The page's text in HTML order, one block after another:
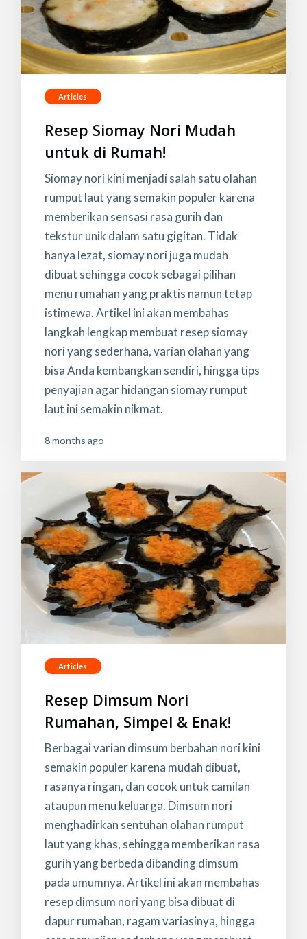
Articles
Resep Siomay Nori Mudah
untuk di Rumah!
Siomay nori kini menjadi salah satu olahan
rumput laut yang semakin populer karena
memberikan sensasi rasa gurih dan
tekstur unik dalam satu gigitan. Tidak
hanya lezat, siomay nori juga mudah
dibuat sehingga cocok sebagai pilihan
menu rumahan yang praktis namun tetap
istimewa. Artikel ini akan membahas
langkah lengkap membuat resep siomay
nori yang sederhana, varian olahan yang
bisa Anda kembangkan sendiri, hingga tips
penyajian agar hidangan siomay rumput
laut ini semakin nikmat.
8 months ago
Articles
Resep Dimsum Nori
Rumahan, Simpel & Enak!
Berbagai varian dimsum berbahan nori kini
semakin populer karena mudah dibuat,
rasanya ringan, dan cocok untuk camilan
ataupun menu keluarga. Dimsum nori
menghadirkan sentuhan olahan rumput
laut yang khas, sehingga memberikan rasa
gurih yang berbeda dibanding dimsum
pada umumnya. Artikel ini akan membahas
resep dimsum nori yang bisa dibuat di
dapur rumahan, ragam variasinya, hingga